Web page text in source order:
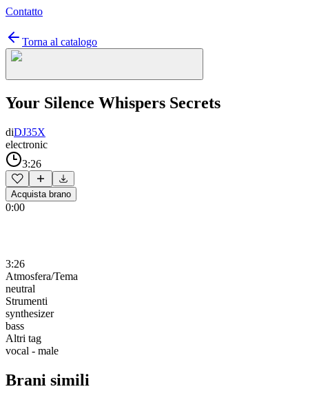
Contatto
Torna al catalogo
Your Silence Whispers Secrets
diDJ35X
electronic
3:26
Acquista brano
0:00
3:26
Atmosfera/Tema
neutral
Strumenti
synthesizer
bass
Altri tag
vocal - male
Brani simili